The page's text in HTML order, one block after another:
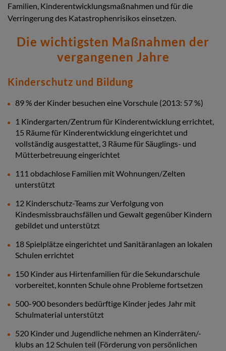
Familien, Kinderentwicklungsmaßnahmen und für die
Verringerung des Katastrophenrisikos einsetzen.
Die wichtigsten Maßnahmen der
vergangenen Jahre
Kinderschutz und Bildung
89 % der Kinder besuchen eine Vorschule (2013: 57 %)
1 Kindergarten/Zentrum für Kinderentwicklung errichtet,
15 Räume für Kinderentwicklung eingerichtet und
vollständig ausgestattet, 3 Räume für Säuglings- und
Mütterbetreuung eingerichtet
111 obdachlose Familien mit Wohnungen/Zelten
unterstützt
12 Kinderschutz-Teams zur Verfolgung von
Kindesmissbrauchsfällen und Gewalt gegenüber Kindern
gebildet und unterstützt
18 Spielplätze eingerichtet und Sanitäranlagen an lokalen
Schulen errichtet
150 Kinder aus Hirtenfamilien für die Sekundarschule
vorbereitet, konnten Schule ohne Probleme fortsetzen
500-900 besonders bedürftige Kinder jedes Jahr mit
Schulmaterial unterstützt
520 Kinder und Jugendliche nehmen an Kinderräten/-
klubs an 12 Schulen teil (Förderung von persönlichen